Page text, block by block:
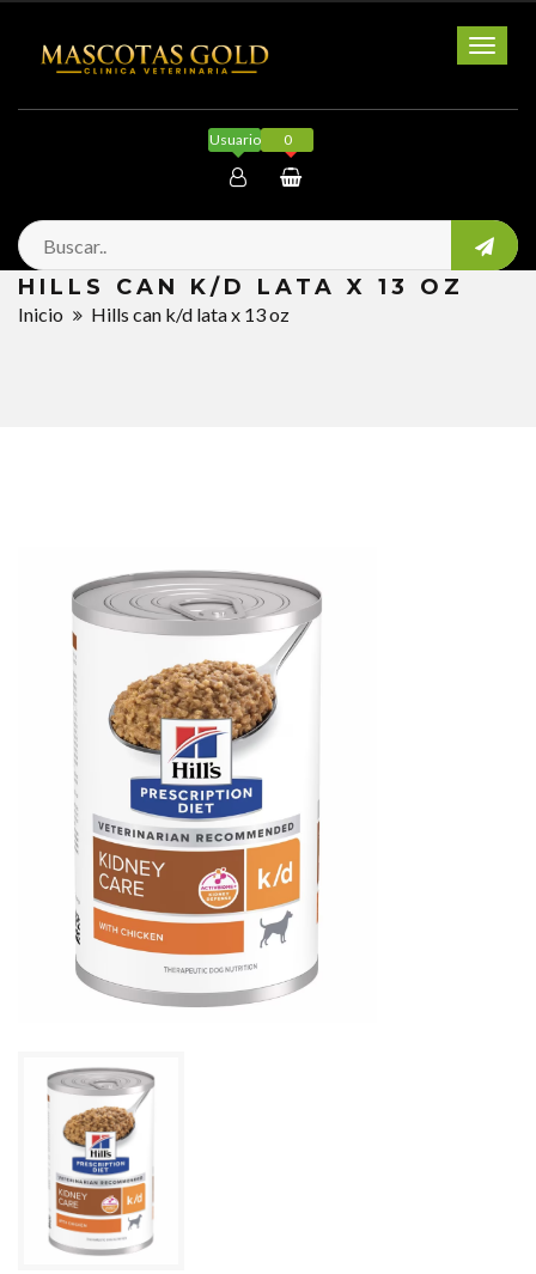
Usuario
Salir
0
HILLS CAN K/D LATA X 13 OZ
Inicio Hills can k/d lata x 13 oz